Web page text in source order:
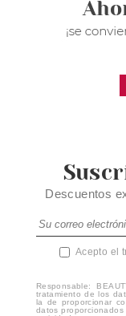
Descuentos
Acepto el
Responsable:
tratamiento de los
la de proporcionar
datos